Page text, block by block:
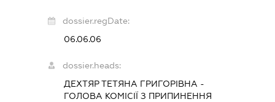
dossier.regDate:
06.06.06
dossier.heads:
ДЕХТЯР ТЕТЯНА ГРИГОРІВНА -
ГОЛОВА КОМІСІЇ З ПРИПИНЕННЯ